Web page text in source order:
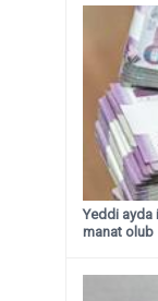
Yeddi ayda
manat olub